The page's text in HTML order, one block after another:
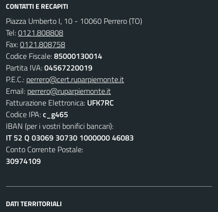
CONTATTI E RECAPITI
Piazza Umberto I, 10 - 10060 Perrero (TO)
Tel:0121.808808
Fax:0121.808758
Codice Fiscale:85000130014
Partita IVA:04567220019
P.E.C.: perrero@cert.ruparpiemonte.it
Email: perrero@ruparpiemonte.it
Fatturazione Elettronica: UFK7RC
Codice IPA:c_g465
IBAN (per i vostri bonifici bancari):
IT 52 Q 03069 30730 1000000 46083
Conto Corrente Postale:
30974109
DATI TERRITORIALI